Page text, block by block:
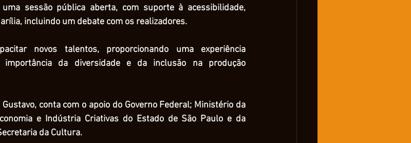
sessão pública aberta, com suporte à acessibilidade,
incluindo um debate com os realizadores.
novos talentos, proporcionando uma experiência
da diversidade e da inclusão na produção
conta com o apoio do Governo Federal; Ministério da
e Indústria Criativas do Estado de São Paulo e da
da Cultura.